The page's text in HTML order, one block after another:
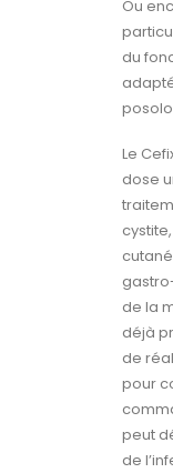
Ou
du
Le
dose
de la
déjà
de
pour
peut
de